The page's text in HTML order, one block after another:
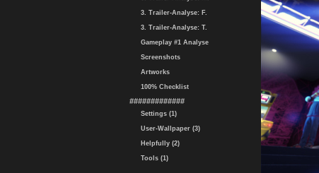
3. Trailer-Analyse: F.
3. Trailer-Analyse: T.
Gameplay #1 Analyse
Screenshots
Artworks
100% Checklist
#############
Settings (1)
User-Wallpaper (3)
Helpfully (2)
Tools (1)